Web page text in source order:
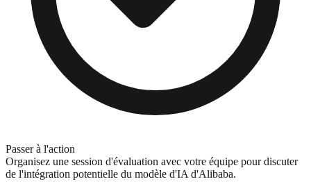
Passer à l'action
Organisez une session d'évaluation avec votre équipe pour discuter
de l'intégration potentielle du modèle d'IA d'Alibaba.